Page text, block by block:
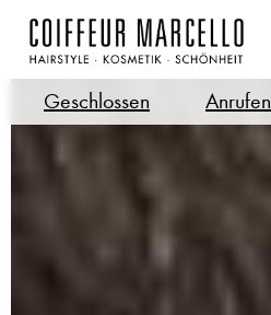
Geschlossen Anrufen